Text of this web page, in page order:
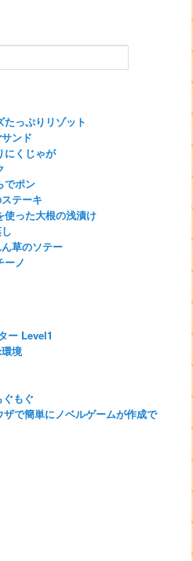
っぷりリゾット
ンド
くじゃが
でポン
テーキ
使った大根の浅漬け
草のソテー
ーノ
ー Level1
境
もぐ
で簡単にノベルゲームが作成で